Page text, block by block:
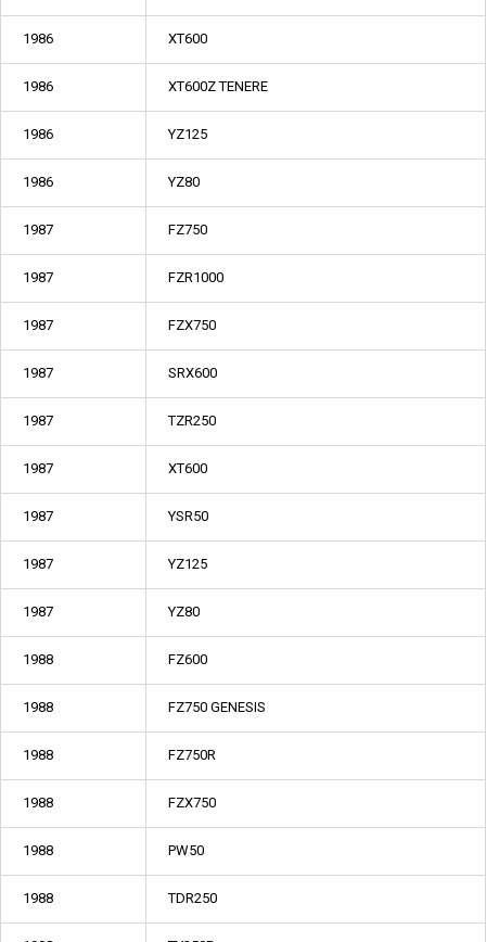
1986 XT600
1986 XT600Z TENERE
1986 YZ125
1986 YZ80
1987 FZ750
1987 FZR1000
1987 FZX750
1987 SRX600
1987 TZR250
1987 XT600
1987 YSR50
1987 YZ125
1987 YZ80
1988 FZ600
1988 FZ750 GENESIS
1988 FZ750R
1988 FZX750
1988 PW50
1988 TDR250